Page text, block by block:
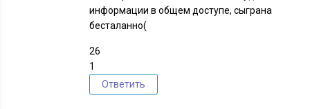
информации в общем доступе, сыграна
бесталанно(
26
1
Ответить